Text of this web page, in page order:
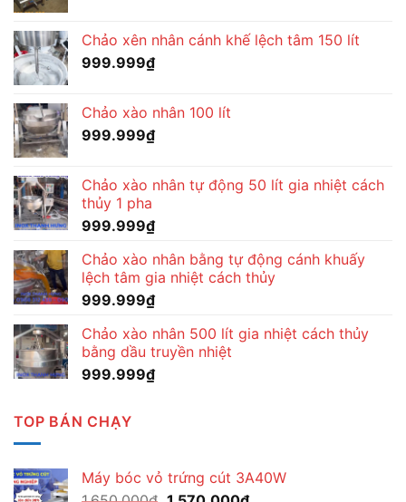
Chảo xên nhân cánh khế lệch tâm 150 lít
999.999₫
Chảo xào nhân 100 lít
999.999₫
Chảo xào nhân tự động 50 lít gia nhiệt cách
thủy 1 pha
999.999₫
Chảo xào nhân bằng tự động cánh khuấy
lệch tâm gia nhiệt cách thủy
999.999₫
Chảo xào nhân 500 lít gia nhiệt cách thủy
bằng dầu truyền nhiệt
999.999₫
TOP BÁN CHẠY
Máy bóc vỏ trứng cút 3A40W